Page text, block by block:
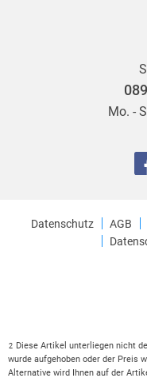
Mo. -
Datenschutz AGB
2 Diese Artikel unterliegen nicht
wurde aufgehoben oder der Preis
Alternative wird Ihnen auf der